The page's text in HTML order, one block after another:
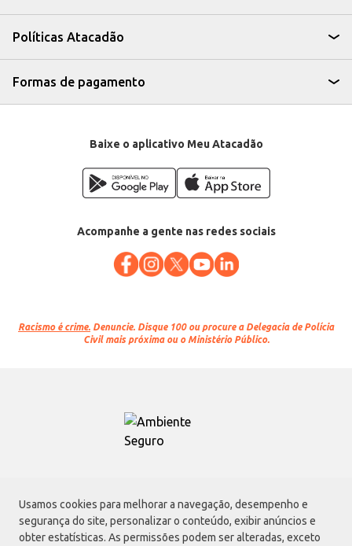
Usamos cookies para melhorar a navegação, desempenho e
segurança do site, personalizar o conteúdo, exibir anúncios e
obter estatísticas. As permissões podem ser alteradas, exceto
Políticas Atacadão
Formas de pagamento
Baixe o aplicativo Meu Atacadão
Acompanhe a gente nas redes sociais
Racismo é crime. Denuncie. Disque 100 ou procure a Delegacia de Polícia
Civil mais próxima ou o Ministério Público.
Atacadão S.A.
Avenida Morvan Dias de Figueiredo, 6169, Vila Maria, São Paulo - SP | CEP
02170-901 | CNPJ: 75.315.333/0001-09